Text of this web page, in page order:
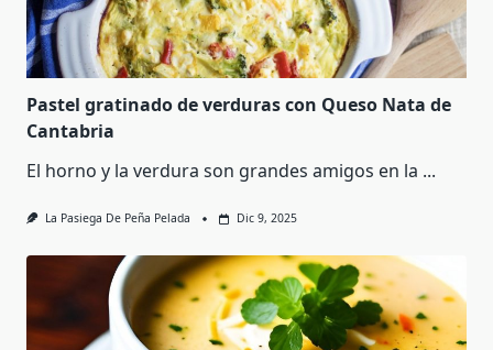
Pastel gratinado de verduras con Queso Nata de
Cantabria
El horno y la verdura son grandes amigos en la ...
La Pasiega De Peña Pelada Dic 9, 2025